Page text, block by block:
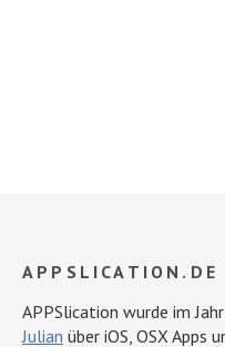
APPSLICATION.DE
APPSlication wurde im
Julian über iOS, OSX Apps